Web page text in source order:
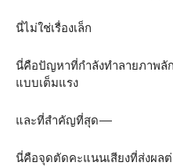
นี่ไม่ใช่เรื่องเล็ก
นี่คือปัญหาที่กำลังทำลายภาพลั
แบบเต็มแรง
และที่สำคัญที่สุด—
นี่คือจุดตัดคะแนนเสียงที่ส่งผล